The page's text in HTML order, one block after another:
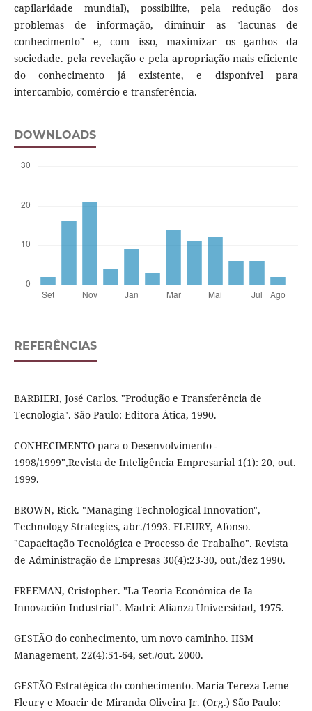
capilaridade mundial), possibilite, pela redução dos
problemas de informação, diminuir as "lacunas de
conhecimento" e, com isso, maximizar os ganhos da
sociedade. pela revelação e pela apropriação mais eficiente
do conhecimento já existente, e disponível para
intercambio, comércio e transferência.
DOWNLOADS
REFERÊNCIAS
BARBIERI, José Carlos. "Produção e Transferência de
Tecnologia". São Paulo: Editora Ática, 1990.
CONHECIMENTO para o Desenvolvimento -
1998/1999",Revista de Inteligência Empresarial 1(1): 20, out.
1999.
BROWN, Rick. "Managing Technological Innovation",
Technology Strategies, abr./1993. FLEURY, Afonso.
"Capacitação Tecnológica e Processo de Trabalho". Revista
de Administração de Empresas 30(4):23-30, out./dez 1990.
FREEMAN, Cristopher. "La Teoria Económica de Ia
Innovación Industrial". Madri: Alianza Universidad, 1975.
GESTÃO do conhecimento, um novo caminho. HSM
Management, 22(4):51-64, set./out. 2000.
GESTÃO Estratégica do conhecimento. Maria Tereza Leme
Fleury e Moacir de Miranda Oliveira Jr. (Org.) São Paulo: